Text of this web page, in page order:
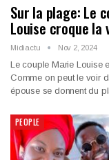
Sur la plage: Le
Louise croque la
Midiactu Nov 2, 2024
Le couple Marie Louise
Comme on peut le voir
épouse se donnent du
PEOPLE